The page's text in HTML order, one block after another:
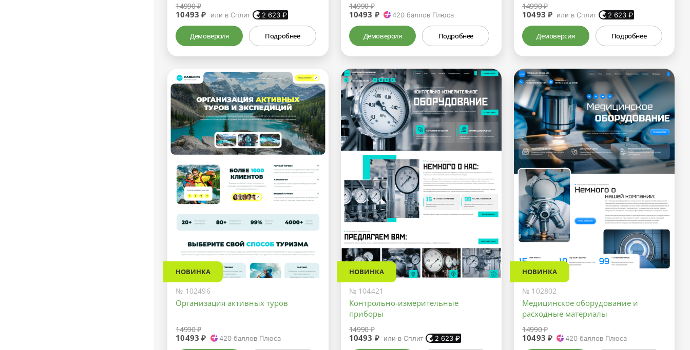
14990 ₽
10493 ₽ или в Сплит 2 623₽
Демоверсия Подробнее
14990 ₽
10493 ₽ 420 баллов Плюса
Демоверсия Подробнее
14990 ₽
10493 ₽ или в Сплит 2 623 ₽
Демоверсия Подробнее
НОВИНКА
№ 102496
Организация активных туров
14990 ₽
10493 ₽ 420баллов Плюса
НОВИНКА
№ 104421
Контрольно-измерительные
приборы
14990 ₽
10493 ₽ или в Сплит 2 623 ₽
НОВИНКА
№ 102802
Медицинское оборудование и
расходные материалы
14990 ₽
10493 ₽ 420 баллов Плюса